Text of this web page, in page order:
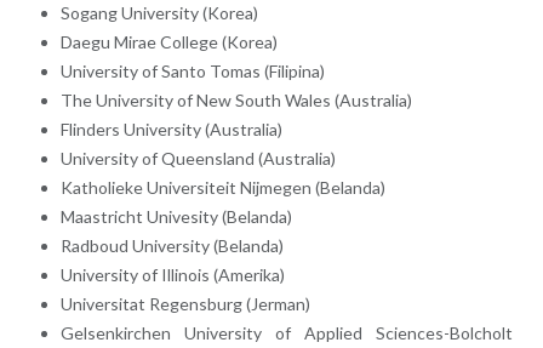
Sogang University (Korea)
Daegu Mirae College (Korea)
University of Santo Tomas (Filipina)
The University of New South Wales (Australia)
Flinders University (Australia)
University of Queensland (Australia)
Katholieke Universiteit Nijmegen (Belanda)
Maastricht Univesity (Belanda)
Radboud University (Belanda)
University of Illinois (Amerika)
Universitat Regensburg (Jerman)
Gelsenkirchen University of Applied Sciences-Bolcholt